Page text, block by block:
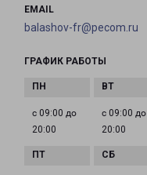
EMAIL
balashov-fr@pecom.ru
ГРАФИК РАБОТЫ
с 09:00 до
20:00
с 09:00 до
20:00